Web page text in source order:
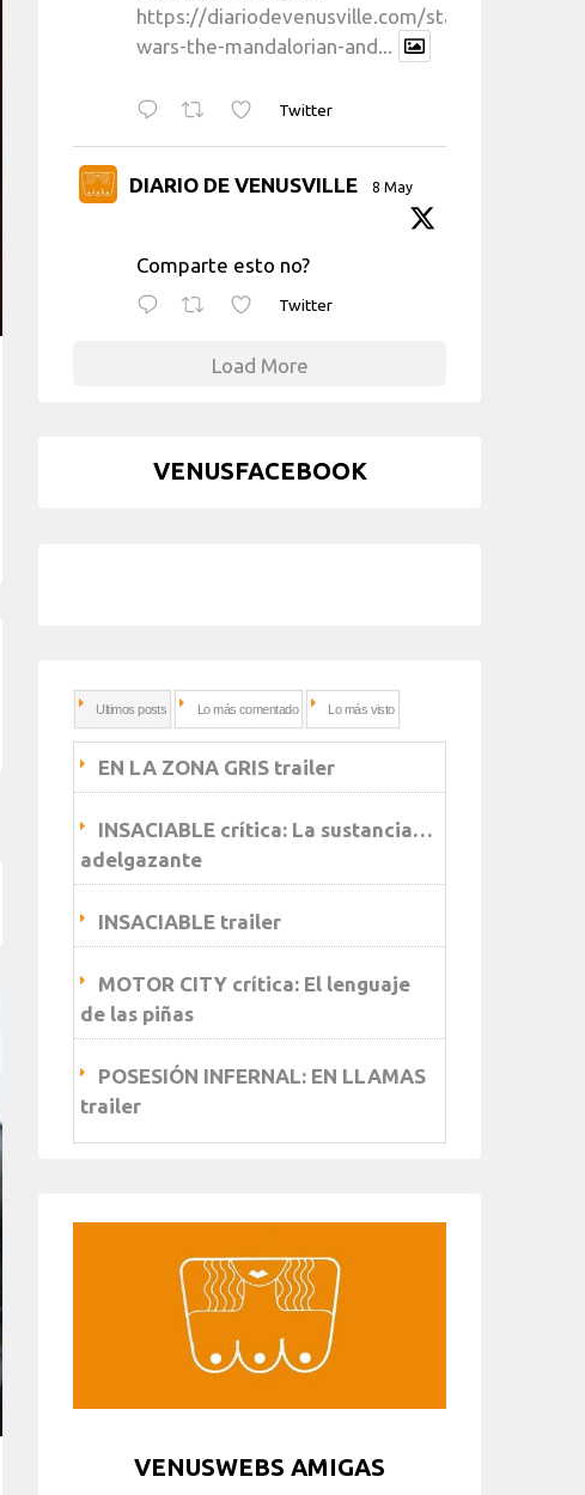
https://diariodevenusville.com/star-
wars-the-mandalorian-and...
Twitter
DIARIO DE VENUSVILLE 8 May
Comparte esto no?
Twitter
Load More
VENUSFACEBOOK
Ultimos posts Lo más comentado Lo más visto
EN LA ZONA GRIS trailer
INSACIABLE crítica: La sustancia…
adelgazante
INSACIABLE trailer
MOTOR CITY crítica: El lenguaje
de las piñas
POSESIÓN INFERNAL: EN LLAMAS
trailer
VENUSWEBS AMIGAS